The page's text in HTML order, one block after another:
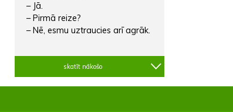
– Jā.
– Pirmā reize?
– Nē, esmu uztraucies arī agrāk.
skatīt nākošo